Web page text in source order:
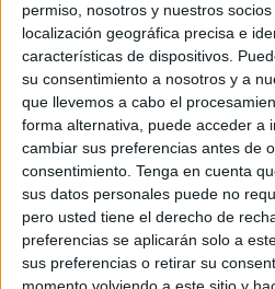
permiso, nosotros y nuestros
localización geográfica precisa e
características de dispositivos.
su consentimiento a nosotros y a
que llevemos a cabo el
forma alternativa, puede acceder a
cambiar sus preferencias antes de
consentimiento. Tenga en cuenta
sus datos personales puede no
pero usted tiene el derecho de
preferencias se aplicarán solo a
sus preferencias o retirar su
Pasos para jugar
Entrega a cada alumno
cruzadas, las sílabas
pistas del campo
Explica a los alumnos que
el tablero utilizando las
proporcionadas y las
ejemplo para que
Establece un tiempo